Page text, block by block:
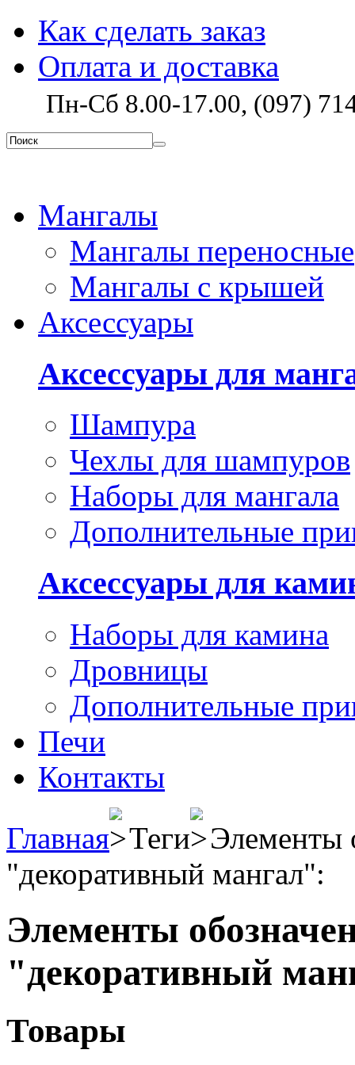
Как сделать заказ
Оплата и доставка
Пн-Сб 8.00-17.00, (097)
Мангалы
Мангалы переносные
Мангалы с крышей
Аксессуары
Аксессуары для
Шампура
Чехлы для шампуров
Наборы для мангала
Дополнительные
Аксессуары для
Наборы для камина
Дровницы
Дополнительные
Печи
Контакты
Главная Теги
Элементы
"декоративный мангал":
Элементы
"декоративный
Товары